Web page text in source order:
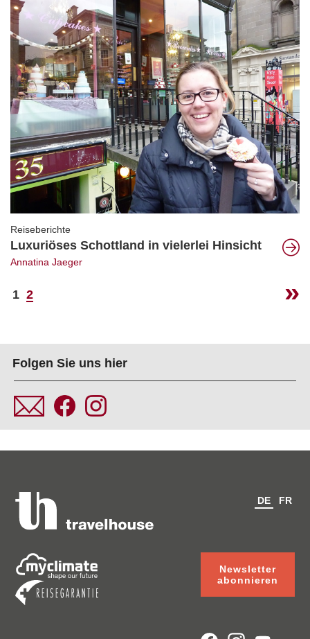
Reiseberichte
Luxuriöses Schottland in vielerlei Hinsicht
Annatina Jaeger
1 2
Folgen Sie uns hier
Newsletter
abonnieren
DE FR